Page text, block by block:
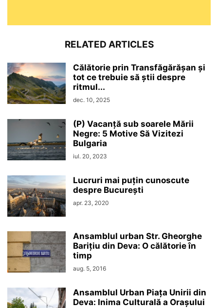
RELATED ARTICLES
Călătorie prin Transfăgărășan și
tot ce trebuie să știi despre
ritmul...
dec. 10, 2025
(P) Vacanță sub soarele Mării
Negre: 5 Motive Să Vizitezi
Bulgaria
iul. 20, 2023
Lucruri mai puțin cunoscute
despre București
apr. 23, 2020
Ansamblul urban Str. Gheorghe
Barițiu din Deva: O călătorie în
timp
aug. 5, 2016
Ansamblul Urban Piața Unirii din
Deva: Inima Culturală a Orașului